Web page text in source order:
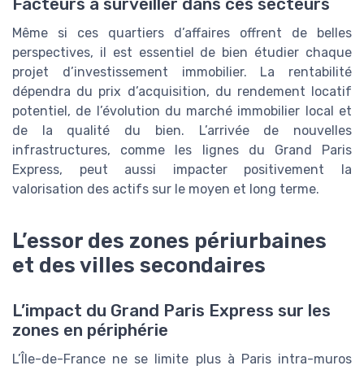
Facteurs à surveiller dans ces secteurs
Même si ces quartiers d’affaires offrent de belles
perspectives, il est essentiel de bien étudier chaque
projet d’investissement immobilier. La rentabilité
dépendra du prix d’acquisition, du rendement locatif
potentiel, de l’évolution du marché immobilier local et
de la qualité du bien. L’arrivée de nouvelles
infrastructures, comme les lignes du Grand Paris
Express, peut aussi impacter positivement la
valorisation des actifs sur le moyen et long terme.
L’essor des zones périurbaines
et des villes secondaires
L’impact du Grand Paris Express sur les
zones en périphérie
L’Île-de-France ne se limite plus à Paris intra-muros